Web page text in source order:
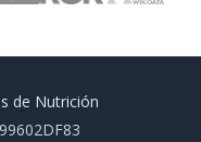
de Nutrición